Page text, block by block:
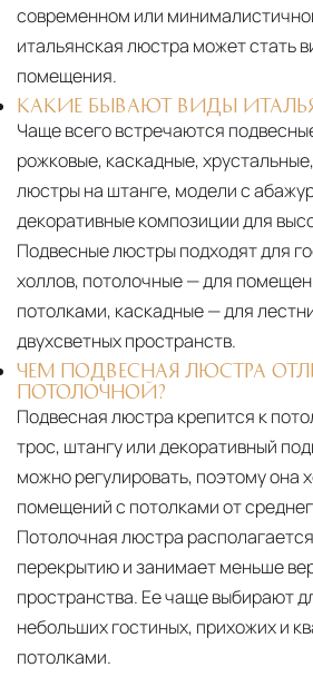
современном или
итальянская люстра может стать
помещения.
КАКИЕ БЫВАЮТ ВИДЫ
Чаще всего встречаются
рожковые, каскадные,
люстры на штанге, модели с
декоративные композиции для
Подвесные люстры подходят для
холлов, потолочные — для
потолками, каскадные — для
двухсветных пространств.
ЧЕМ ПОДВЕСНАЯ ЛЮСТРА
ПОТОЛОЧНОЙ?
Подвесная люстра крепится к
трос, штангу или декоративный
можно регулировать, поэтому она
помещений с потолками от
Потолочная люстра
перекрытию и занимает меньше
пространства. Ее чаще выбирают
небольших гостиных, прихожих и
потолками.